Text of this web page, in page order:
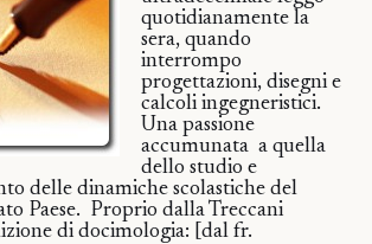
quotidianamente la
sera, quando
interrompo
progettazioni, disegni e
calcoli ingegneristici.
Una passione
accumunata a quella
dello studio e
delle dinamiche scolastiche del
Paese. Proprio dalla Treccani
di docimologia: [dal fr.